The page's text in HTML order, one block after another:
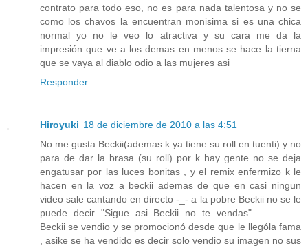
contrato para todo eso, no es para nada talentosa y no se
como los chavos la encuentran monisima si es una chica
normal yo no le veo lo atractiva y su cara me da la
impresión que ve a los demas en menos se hace la tierna
que se vaya al diablo odio a las mujeres asi
Responder
Hiroyuki 18 de diciembre de 2010 a las 4:51
No me gusta Beckii(ademas k ya tiene su roll en tuenti) y no
para de dar la brasa (su roll) por k hay gente no se deja
engatusar por las luces bonitas , y el remix enfermizo k le
hacen en la voz a beckii ademas de que en casi ningun
video sale cantando en directo -_- a la pobre Beckii no se le
puede decir "Sigue asi Beckii no te vendas"..................
Beckii se vendio y se promocionó desde que le llególa fama
, asike se ha vendido es decir solo vendio su imagen no sus